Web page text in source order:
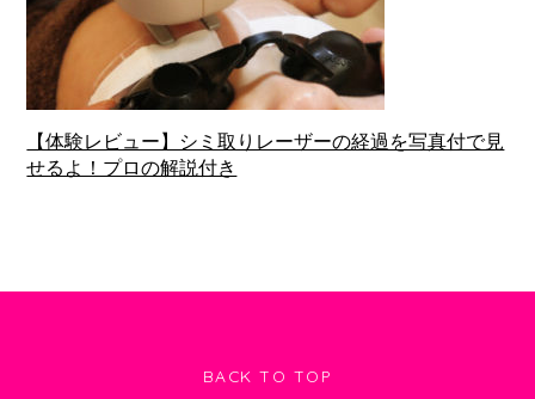
【体験レビュー】シミ取りレーザーの経過を写真付で見
せるよ！プロの解説付き
BACK TO TOP